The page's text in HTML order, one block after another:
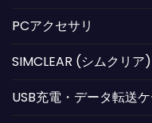
PCアクセサリ
SIMCLEAR (シムクリア
USB充電・データ転送